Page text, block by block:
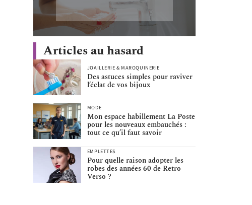
Articles au hasard
JOAILLERIE & MAROQUINERIE
Des astuces simples pour raviver
l’éclat de vos bijoux
MODE
Mon espace habillement La Poste
pour les nouveaux embauchés :
tout ce qu’il faut savoir
EMPLETTES
Pour quelle raison adopter les
robes des années 60 de Retro
Verso ?